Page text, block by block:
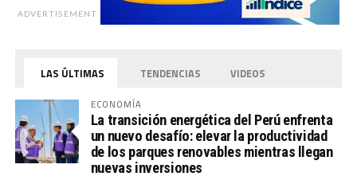
ADVERTISEMENT
LAS ÚLTIMAS TENDENCIAS VIDEOS
ECONOMÍA
La transición energética del Perú enfrenta
un nuevo desafío: elevar la productividad
de los parques renovables mientras llegan
nuevas inversiones